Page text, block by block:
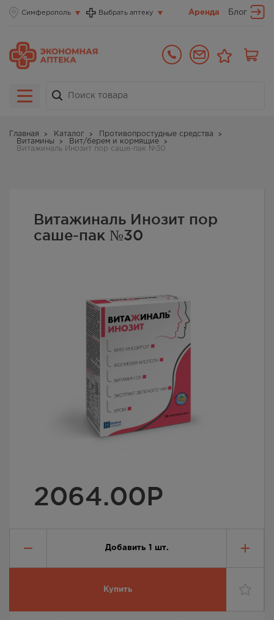
Симферополь Выбрать аптеку Аренда Блог
Главная Каталог
Противопростудные средства
Витамины
Вит/берем и кормящие
Витажиналь Инозит пор саше-пак №30
Витажиналь Инозит пор
саше-пак №30
2064.00Р
Добавить 1 шт.
Купить